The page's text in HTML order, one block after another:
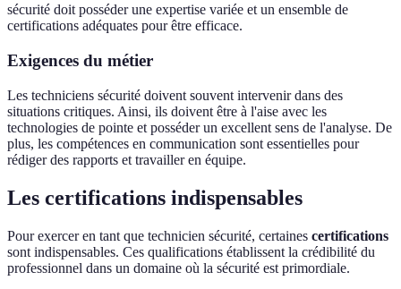
sécurité doit posséder une expertise variée et un ensemble de
certifications adéquates pour être efficace.
Exigences du métier
Les techniciens sécurité doivent souvent intervenir dans des
situations critiques. Ainsi, ils doivent être à l'aise avec les
technologies de pointe et posséder un excellent sens de l'analyse. De
plus, les compétences en communication sont essentielles pour
rédiger des rapports et travailler en équipe.
Les certifications indispensables
Pour exercer en tant que technicien sécurité, certaines certifications
sont indispensables. Ces qualifications établissent la crédibilité du
professionnel dans un domaine où la sécurité est primordiale.